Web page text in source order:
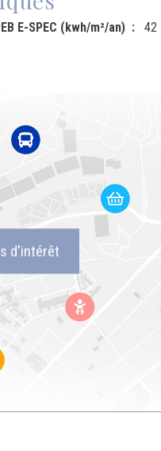
E-SPEC (kwh/m²/an) 42
d'intérêt